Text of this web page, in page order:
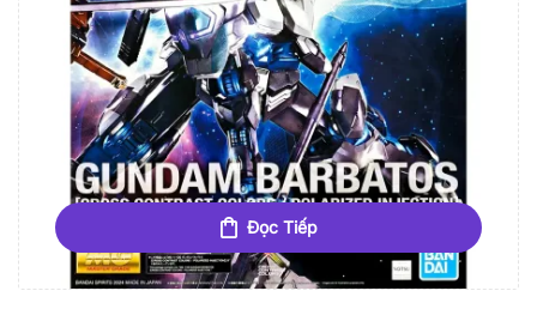
Đọc Tiếp